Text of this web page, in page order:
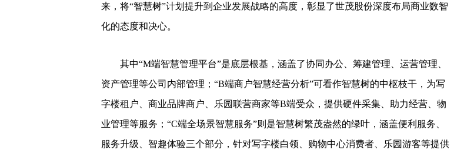
来，将“智慧树”计划提升到企业发展战略的高度，彰显了世茂股份深度布局商业数智
化的态度和决心。
其中“M端智慧管理平台”是底层根基，涵盖了协同办公、筹建管理、运营管理、
资产管理等公司内部管理；“B端商户智慧经营分析”可看作智慧树的中枢枝干，为写
字楼租户、商业品牌商户、乐园联营商家等B端受众，提供硬件采集、助力经营、物
业管理等服务；“C端全场景智慧服务”则是智慧树繁茂盎然的绿叶，涵盖便利服务、
服务升级、智趣体验三个部分，针对写字楼白领、购物中心消费者、乐园游客等提供